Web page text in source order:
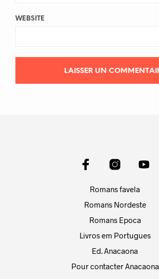
WEBSITE
Romans favela
Romans Nordeste
Romans Epoca
Livros em Portugues
Ed. Anacaona
Pour contacter Anacaona